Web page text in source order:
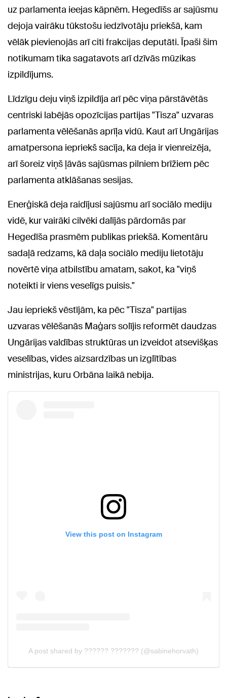
uz parlamenta ieejas kāpnēm. Hegedīšs ar sajūsmu
dejoja vairāku tūkstošu iedzīvotāju priekšā, kam
vēlāk pievienojās arī citi frakcijas deputāti. Īpaši šim
notikumam tika sagatavots arī dzīvās mūzikas
izpildījums.
Līdzīgu deju viņš izpildīja arī pēc viņa pārstāvētās
centriski labējās opozīcijas partijas "Tisza" uzvaras
parlamenta vēlēšanās aprīļa vidū. Kaut arī Ungārijas
amatpersona iepriekš sacīja, ka deja ir vienreizēja,
arī šoreiz viņš ļāvās sajūsmas pilniem brīžiem pēc
parlamenta atklāšanas sesijas.
Enerģiskā deja raidījusi sajūsmu arī sociālo mediju
vidē, kur vairāki cilvēki dalījās pārdomās par
Hegedīša prasmēm publikas priekšā. Komentāru
sadaļā redzams, kā daļa sociālo mediju lietotāju
novērtē viņa atbilstību amatam, sakot, ka "viņš
noteikti ir viens veselīgs puisis."
Jau iepriekš vēstījām, ka pēc "Tisza" partijas
uzvaras vēlēšanās Maģars solījis reformēt daudzas
Ungārijas valdības struktūras un izveidot atsevišķas
veselības, vides aizsardzības un izglītības
ministrijas, kuru Orbāna laikā nebija.